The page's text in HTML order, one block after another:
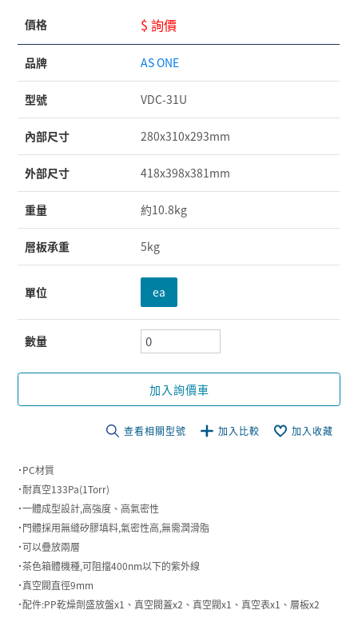
價格 $ 詢價
品牌 AS ONE
型號 VDC-31U
內部尺寸 280x310x293mm
外部尺寸 418x398x381mm
重量 約10.8kg
層板承重 5kg
單位 ea
數量
加入詢價車
查看相關型號 加入比較 加入收藏
˙PC材質
˙耐真空133Pa(1Torr)
˙一體成型設計,高強度、高氣密性
˙門體採用無縫矽膠填料,氣密性高,無需潤滑脂
˙可以疊放兩層
˙茶色箱體機種,可阻擋400nm以下的紫外線
˙真空閥直徑9mm
˙配件:PP乾燥劑盛放盤x1、真空閥蓋x2、真空閥x1、真空表x1、層板x2